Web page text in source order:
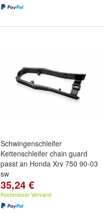
Schwingenschleifer
Kettenschleifer chain guard
passt an Honda Xrv 750 90-03
sw
35,24 €
Kostenloser Versand